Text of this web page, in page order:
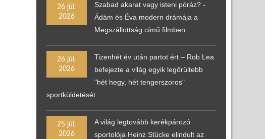
26 júl.
2026
Szabad akarat vagy isteni póráz? -
Ádám és Éva modern drámája a
Megszállottság című filmben.
26 júl.
2026
Tizenhét év után partot ért – Rob Lea
befejezte a világ egyik legőrültebb
"hét hegy, hét tengerszoros"
sportküldetését
25 júl.
2026
A világ legtovább kerékpározó
sportolója Heinz Stücke elindult az